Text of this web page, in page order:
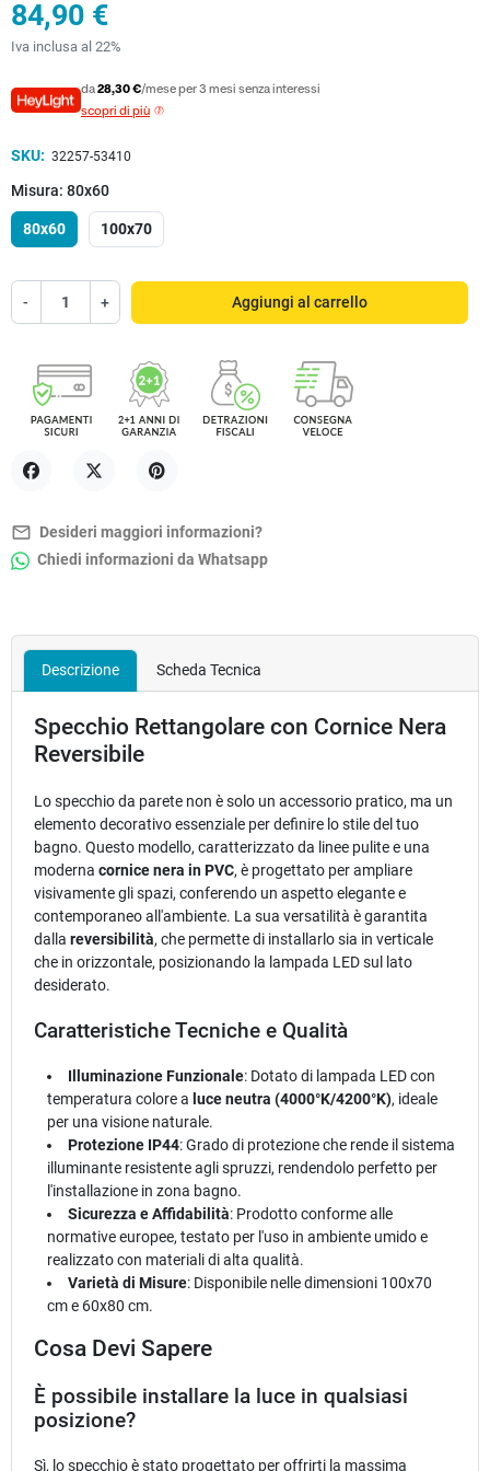
84,90 €
Iva inclusa al 22%
da28,30 €/mese per 3 mesi senza interessi
scopri di più
SKU: 32257-53410
Misura: 80x60
80x60 100x70
- + Aggiungi al carrello
mail_outline Desideri maggiori informazioni?
Chiedi informazioni da Whatsapp
Descrizione Scheda Tecnica
Specchio Rettangolare con Cornice Nera
Reversibile
Lo specchio da parete non è solo un accessorio pratico, ma un
elemento decorativo essenziale per definire lo stile del tuo
bagno. Questo modello, caratterizzato da linee pulite e una
moderna cornice nera in PVC, è progettato per ampliare
visivamente gli spazi, conferendo un aspetto elegante e
contemporaneo all'ambiente. La sua versatilità è garantita
dalla reversibilità, che permette di installarlo sia in verticale
che in orizzontale, posizionando la lampada LED sul lato
desiderato.
Caratteristiche Tecniche e Qualità
Illuminazione Funzionale: Dotato di lampada LED con
temperatura colore a luce neutra (4000°K/4200°K), ideale
per una visione naturale.
Protezione IP44: Grado di protezione che rende il sistema
illuminante resistente agli spruzzi, rendendolo perfetto per
l'installazione in zona bagno.
Sicurezza e Affidabilità: Prodotto conforme alle
normative europee, testato per l'uso in ambiente umido e
realizzato con materiali di alta qualità.
Varietà di Misure: Disponibile nelle dimensioni 100x70
cm e 60x80 cm.
Cosa Devi Sapere
È possibile installare la luce in qualsiasi
posizione?
Sì, lo specchio è stato progettato per offrirti la massima